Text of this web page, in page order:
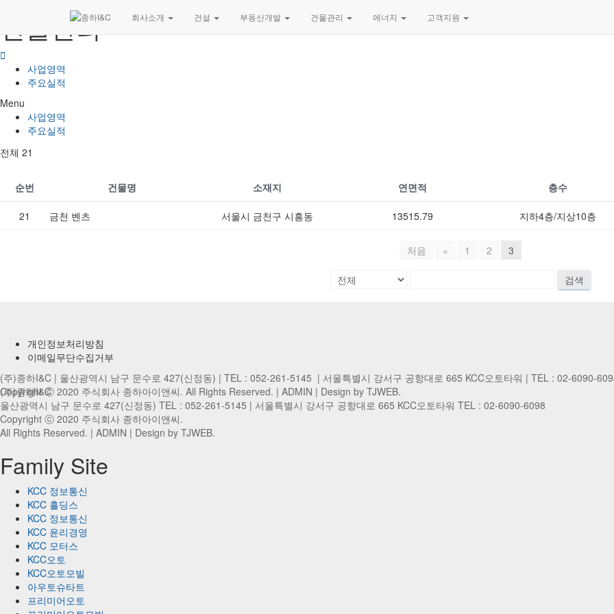
회사소개 건설 부동산개발 건물관리 에너지 고객지원
건물관리
사업영역
주요실적
Menu
사업영역
주요실적
전체 21
순번 건물명 소재지 연면적 층수
21 금천 벤츠 서울시 금천구 시흥동 13515.79 지하4층/지상10층
처음 « 1 2 3
검색
개인정보처리방침
이메일무단수집거부
(주)종하I&C | 울산광역시 남구 문수로 427(신정동) | TEL : 052-261-5145 | 서울특별시 강서구 공항대로 665 KCC오토타워 | TEL : 02-6090-
Copyright ⓒ 2020 주식회사 종하아이앤씨. All Rights Reserved. | ADMIN | Design by TJWEB.
(주)종하I&C
울산광역시 남구 문수로 427(신정동) TEL : 052-261-5145 | 서울특별시 강서구 공항대로 665 KCC오토타워 TEL : 02-6090-6098
Copyright ⓒ 2020 주식회사 종하아이앤씨.
All Rights Reserved. | ADMIN | Design by TJWEB.
Family Site
KCC 정보통신
KCC 홀딩스
KCC 정보통신
KCC 윤리경영
KCC 모터스
KCC오토
KCC오토모빌
아우토슈타트
프리미어오토